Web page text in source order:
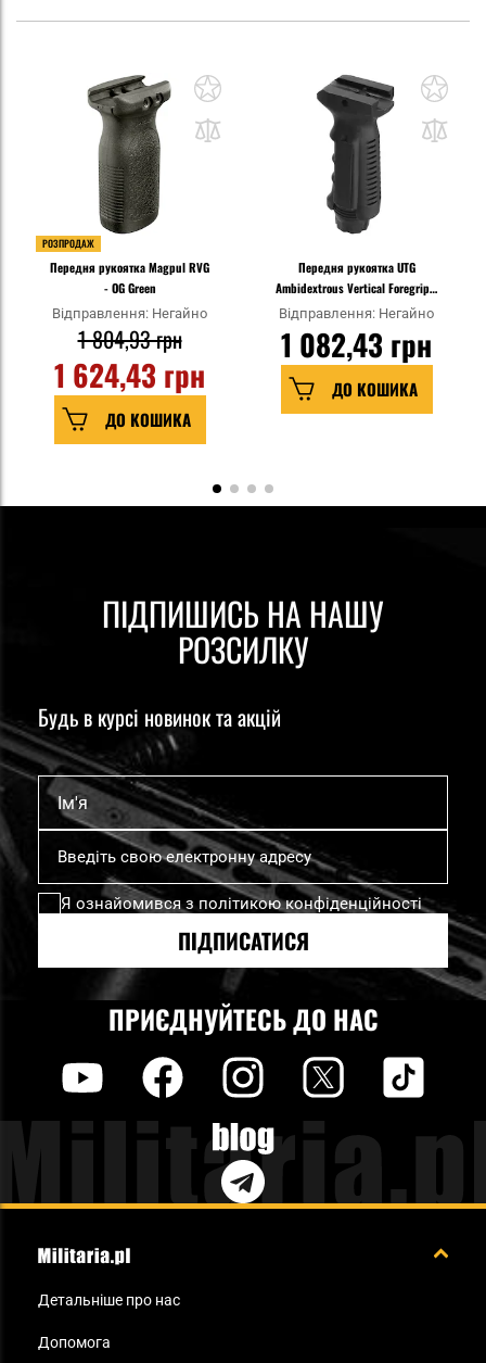
РОЗПРОДАЖ
Передня рукоятка Magpul RVG
- OG Green
Відправлення: Негайно
1 624,43 грн
1 804,93 грн
ДО КОШИКА
Передня рукоятка UTG
Ambidextrous Vertical Foregrip -
Black
Відправлення: Негайно
1 082,43 грн
ДО КОШИКА
ПІДПИШИСЬ НА НАШУ
РОЗСИЛКУ
Будь в курсі новинок та акцій
Ім'я
Підпишіться
нашу
розсилку
Я ознайомився з політикою конфіденційності
ПІДПИСАТИСЯ
ПРИЄДНУЙТЕСЬ ДО НАС
Blog
Детальніше про нас
Допомога